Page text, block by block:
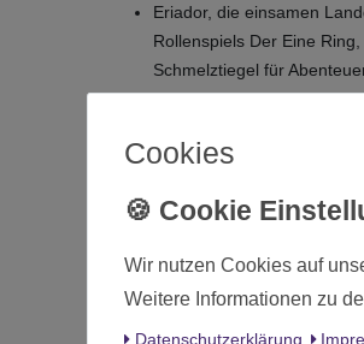
Eriador, die einsamen
Rollenspiels Der Eine
Schmelztiegel für
Der Herr der Ringe
Cookies
Wir nutzen Cookies auf
Weitere Informationen zu
Daten­schutz­erklärung